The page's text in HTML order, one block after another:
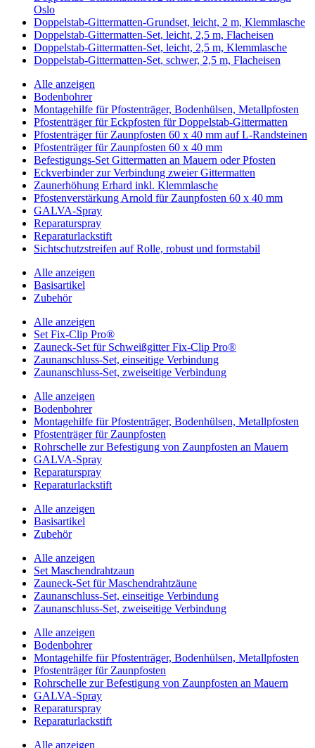
Oslo
Doppelstab-Gittermatten-Grundset, leicht, 2 m, Klemmlasche
Doppelstab-Gittermatten-Set, leicht, 2,5 m, Flacheisen
Doppelstab-Gittermatten-Set, leicht, 2,5 m, Klemmlasche
Doppelstab-Gittermatten-Set, schwer, 2,5 m, Flacheisen
Alle anzeigen
Bodenbohrer
Montagehilfe für Pfostenträger, Bodenhülsen, Metallpfosten
Pfostenträger für Eckpfosten für Doppelstab-Gittermatten
Pfostenträger für Zaunpfosten 60 x 40 mm auf L-Randsteinen
Pfostenträger für Zaunpfosten 60 x 40 mm
Befestigungs-Set Gittermatten an Mauern oder Pfosten
Eckverbinder zur Verbindung zweier Gittermatten
Zaunerhöhung Erhard inkl. Klemmlasche
Pfostenverstärkung Arnold für Zaunpfosten 60 x 40 mm
GALVA-Spray
Reparaturspray
Reparaturlackstift
Sichtschutzstreifen auf Rolle, robust und formstabil
Alle anzeigen
Basisartikel
Zubehör
Alle anzeigen
Set Fix-Clip Pro®
Zauneck-Set für Schweißgitter Fix-Clip Pro®
Zaunanschluss-Set, einseitige Verbindung
Zaunanschluss-Set, zweiseitige Verbindung
Alle anzeigen
Bodenbohrer
Montagehilfe für Pfostenträger, Bodenhülsen, Metallpfosten
Pfostenträger für Zaunpfosten
Rohrschelle zur Befestigung von Zaunpfosten an Mauern
GALVA-Spray
Reparaturspray
Reparaturlackstift
Alle anzeigen
Basisartikel
Zubehör
Alle anzeigen
Set Maschendrahtzaun
Zauneck-Set für Maschendrahtzäune
Zaunanschluss-Set, einseitige Verbindung
Zaunanschluss-Set, zweiseitige Verbindung
Alle anzeigen
Bodenbohrer
Montagehilfe für Pfostenträger, Bodenhülsen, Metallpfosten
Pfostenträger für Zaunpfosten
Rohrschelle zur Befestigung von Zaunpfosten an Mauern
GALVA-Spray
Reparaturspray
Reparaturlackstift
Alle anzeigen